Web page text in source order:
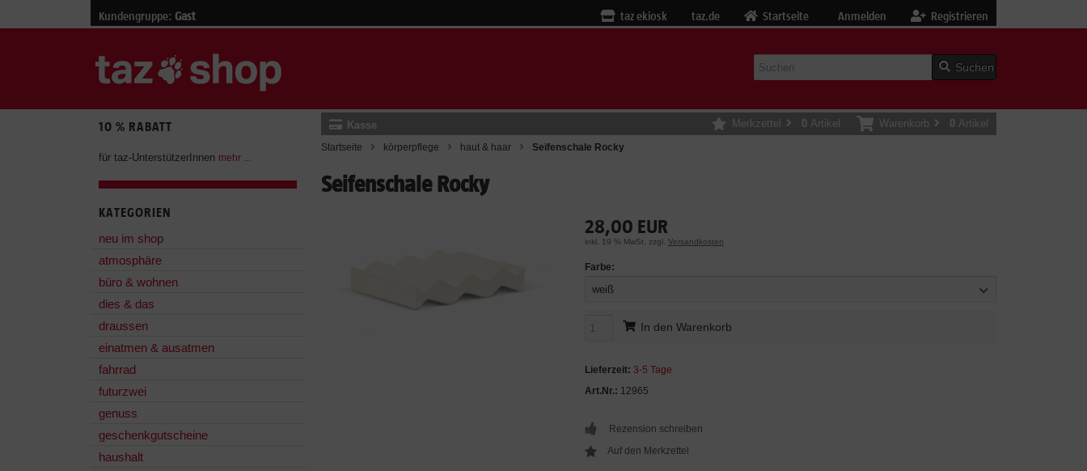
Kundengruppe: Gast Registrieren
Anmelden
Startseite
taz.de
taz ekiosk
Suchen
Kasse Warenkorb 0 Artikel
Merkzettel 0 Artikel
Startseite körperpflege haut & haar Seifenschale Rocky
Seifenschale Rocky
28,00 EUR
inkl. 19 % MwSt. zzgl. Versandkosten
Farbe:
weiß
In den Warenkorb
Lieferzeit: 3-5 Tage
Art.Nr.: 12965
Rezension schreiben
10 % RABATT
für taz-UnterstützerInnen mehr ...
KATEGORIEN
neu im shop
atmosphäre
büro & wohnen
dies & das
draussen
einatmen & ausatmen
fahrrad
futurzwei
genuss
geschenkgutscheine
haushalt